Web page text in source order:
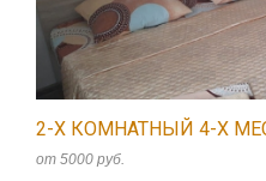
2-Х КОМНАТНЫЙ 4-Х
от 5000 руб.